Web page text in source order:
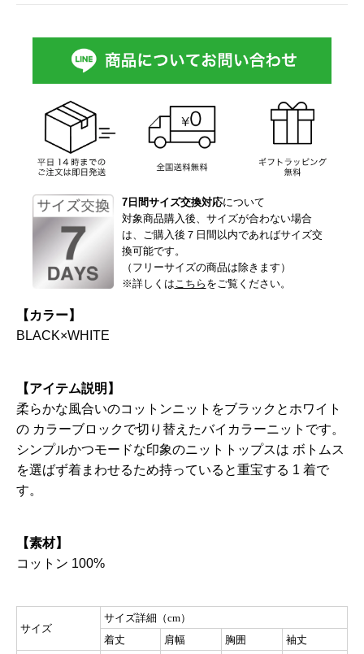
7日間サイズ交換対応について
対象商品購入後、サイズが合わない場合
は、ご購入後７日間以内であればサイズ交
換可能です。
（フリーサイズの商品は除きます）
※詳しくは こちら をご覧ください。
【カラー】
BLACK×WHITE
【アイテム説明】
柔らかな風合いのコットンニットをブラックとホワイト
の カラーブロックで切り替えたバイカラーニットです。
シンプルかつモードな印象のニットトップスは ボトムス
を選ばず着まわせるため持っていると重宝する 1 着で
す。
【素材】
コットン 100%
サイズ
サイズ詳細（cm）
着丈
肩幅 胸囲 袖丈